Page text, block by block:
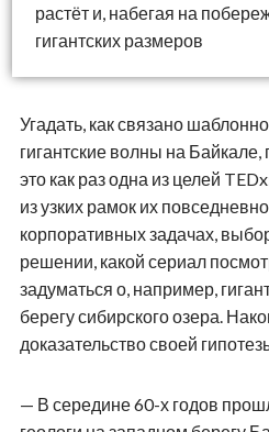
растёт и, набегая на
гигантских размеров
Угадать, как связано
гигантские волны на
это как раз одна из целей
из узких рамок их
корпоративных задачах,
решении, какой сериал
задуматься о, например,
берегу сибирского озера.
доказательство своей
— В середине 60-х годов